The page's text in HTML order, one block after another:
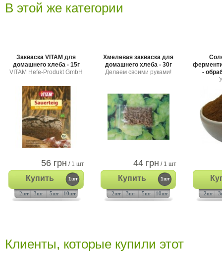
В этой же категории
Закваска VITAM для
домашнего хлеба - 15г
VITAM Hefe-Produkt GmbH
56 грн / 1 шт
Купить 1шт
2шт 3шт 5шт 10шт
Хмелевая закваска для
домашнего хлеба - 30г
Делаем своими руками!
44 грн / 1 шт
Купить 1шт
2шт 3шт 5шт 10шт
-
2шт
Клиенты, которые купили этот